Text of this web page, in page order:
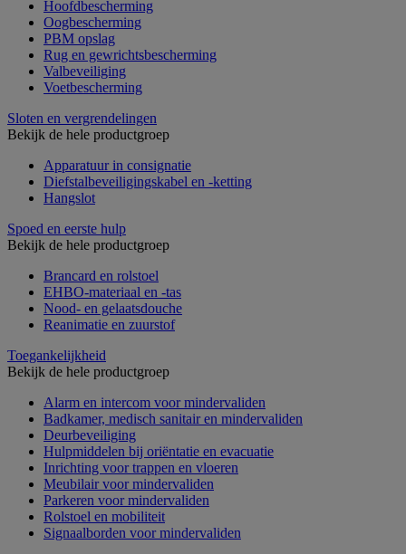
Hoofdbescherming
Oogbescherming
PBM opslag
Rug en gewrichtsbescherming
Valbeveiliging
Voetbescherming
Sloten en vergrendelingen
Bekijk de hele productgroep
Apparatuur in consignatie
Diefstalbeveiligingskabel en -ketting
Hangslot
Spoed en eerste hulp
Bekijk de hele productgroep
Brancard en rolstoel
EHBO-materiaal en -tas
Nood- en gelaatsdouche
Reanimatie en zuurstof
Toegankelijkheid
Bekijk de hele productgroep
Alarm en intercom voor mindervaliden
Badkamer, medisch sanitair en mindervaliden
Deurbeveiliging
Hulpmiddelen bij oriëntatie en evacuatie
Inrichting voor trappen en vloeren
Meubilair voor mindervaliden
Parkeren voor mindervaliden
Rolstoel en mobiliteit
Signaalborden voor mindervaliden